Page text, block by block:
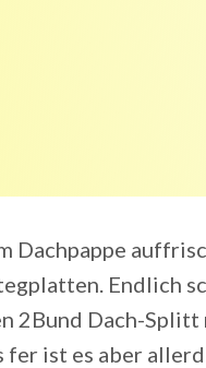
Dachpappe
Endlich
2Bund Dach-Splitt
fer ist es aber